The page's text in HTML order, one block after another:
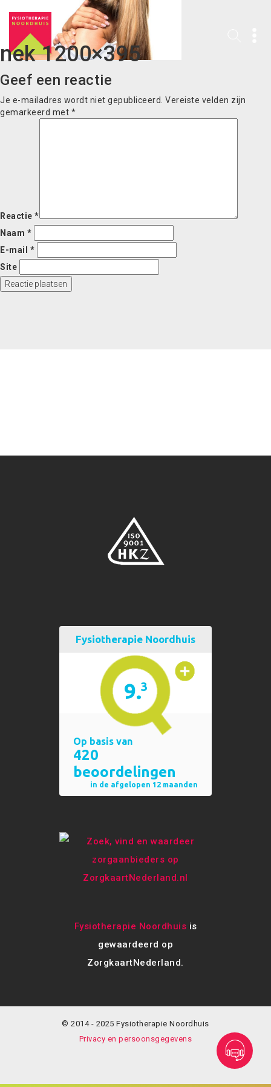
nek 1200×395
Geef een reactie
Je e-mailadres wordt niet gepubliceerd. Vereiste velden zijn
gemarkeerd met *
Reactie *
Naam *
E-mail *
Site
Fysiotherapie Noordhuis is
gewaardeerd op
ZorgkaartNederland.
© 2014 - 2025 Fysiotherapie Noordhuis
Privacy en persoonsgegevens